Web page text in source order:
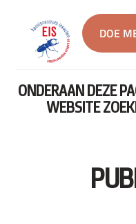
DOE
ONDERAAN DEZE
WEBSITE